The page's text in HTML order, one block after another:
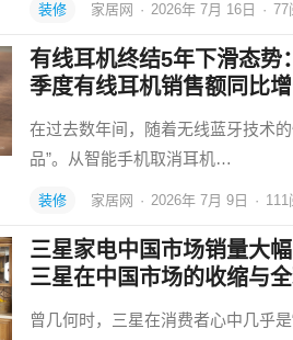
装修 家居网 · 2026年 7月 16日 · 77
有线耳机终结5年下滑态势
季度有线耳机销售额同比增
在过去数年间，随着无线蓝牙技术
品”。从智能手机取消耳机…
装修 家居网 · 2026年 7月 9日 · 111
三星家电中国市场销量大
三星在中国市场的收缩与全
曾几何时，三星在消费者心中几乎